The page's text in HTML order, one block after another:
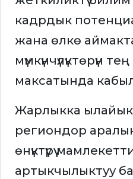
кадрдык
жана өлкө
мүмкүнчүлүктөрүн
максатында
Жарлыкка
региондор аралык
өнүктүрүү
артыкчылыктуу